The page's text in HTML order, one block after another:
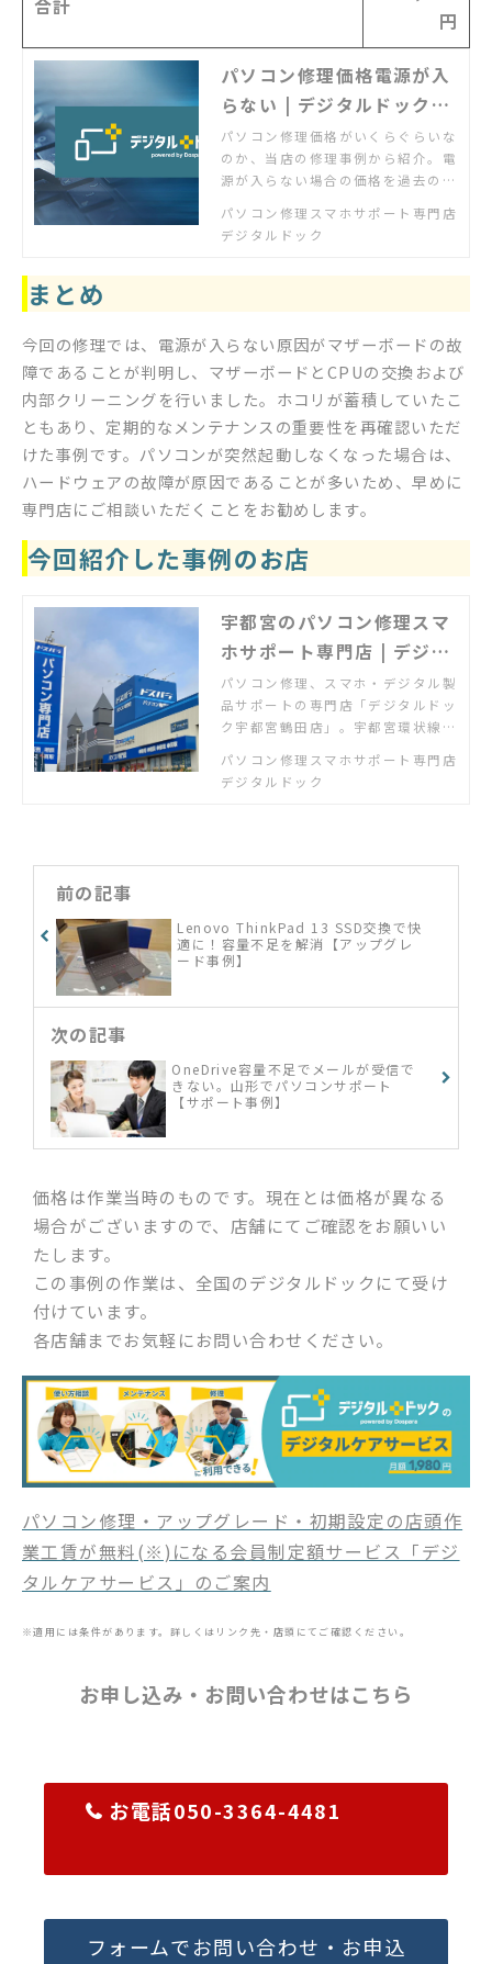
円
パソコン修理価格電源が入
らない | デジタルドック
【公式】
パソコン修理価格がいくらぐらいな
のか、当店の修理事例から紹介。電
源が入らない場合の価格を過去の修
際の作業前にはお客様にお見積もり
を必ず提示し、了承いただいたうえ
パソコン修理スマホサポート専門店
デジタルドック
まとめ
今回の修理では、電源が入らない原因がマザーボードの故
障であることが判明し、マザーボードとCPUの交換および
内部クリーニングを行いました。ホコリが蓄積していたこ
ともあり、定期的なメンテナンスの重要性を再確認いただ
けた事例です。パソコンが突然起動しなくなった場合は、
ハードウェアの故障が原因であることが多いため、早めに
専門店にご相談いただくことをお勧めします。
今回紹介した事例のお店
宇都宮のパソコン修理スマ
ホサポート専門店 | デジタ
ルドック宇都宮鶴田店
パソコン修理、スマホ・デジタル製
品サポートの専門店「デジタルドッ
ク宇都宮鶴田店」。宇都宮環状線鹿
側。「パソコンが故障した」「スマ
ホの使い方がわからない」「新しい
パソコン修理スマホサポート専門店
デジタルドック
前の記事
Lenovo ThinkPad 13 SSD交換で快
適に！容量不足を解消【アップグレ
ード事例】
次の記事
OneDrive容量不足でメールが受信で
きない。山形でパソコンサポート
【サポート事例】
価格は作業当時のものです。現在とは価格が異なる
場合がございますので、店舗にてご確認をお願いい
たします。
この事例の作業は、全国のデジタルドックにて受け
付けています。
各店舗までお気軽にお問い合わせください。
パソコン修理・アップグレード・初期設定の店頭作
業工賃が無料(※)になる会員制定額サービス「デジ
タルケアサービス」のご案内
※適用には条件があります。詳しくはリンク先・店頭にてご確認ください。
お申し込み・お問い合わせはこちら
お電話050-3364-4481
フォームでお問い合わせ・お申込